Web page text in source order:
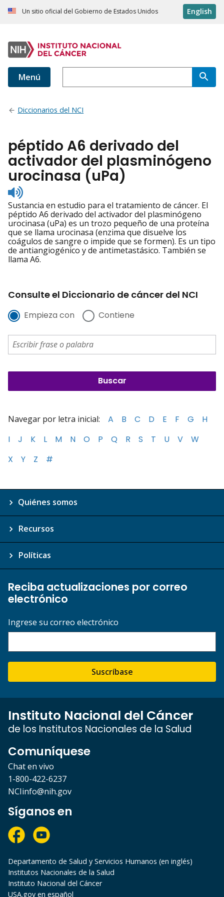
Un sitio oficial del Gobierno de Estados Unidos English
Menú
Diccionarios del NCI
péptido A6 derivado del
activador del plasminógeno
urocinasa (uPa)
Listen
to
pronunciation
Sustancia en estudio para el tratamiento de cáncer. El
péptido A6 derivado del activador del plasminógeno
urocinasa (uPa) es un trozo pequeño de una proteína
que se llama urocinasa (enzima que disuelve los
coágulos de sangre o impide que se formen). Es un tipo
de antiangiogénico y de antimetastásico. También se
llama A6.
Consulte el Diccionario de cáncer del NCI
Empieza con Contiene
Navegar por letra inicial: A B C D E F G
H
I
J K L M N O P Q R S T U V
W
X
Y Z #
Quiénes somos
Recursos
Políticas
Reciba actualizaciones por correo
electrónico
Ingrese su correo electrónico
Suscríbase
Instituto Nacional del Cáncer
de los Institutos Nacionales de la Salud
Comuníquese
Chat en vivo
1-800-422-6237
NCIinfo@nih.gov
Síganos en
Departamento de Salud y Servicios Humanos (en inglés)
Institutos Nacionales de la Salud
Instituto Nacional del Cáncer
USA.gov en español